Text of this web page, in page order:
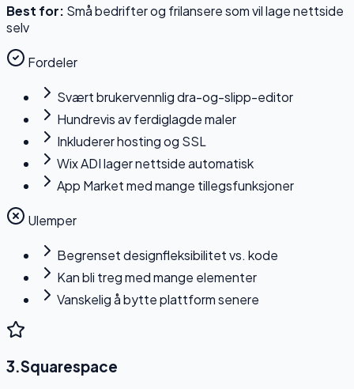
Best for: Små bedrifter og frilansere som vil lage nettside
selv
Fordeler
Svært brukervennlig dra-og-slipp-editor
Hundrevis av ferdiglagde maler
Inkluderer hosting og SSL
Wix ADI lager nettside automatisk
App Market med mange tillegsfunksjoner
Ulemper
Begrenset designfleksibilitet vs. kode
Kan bli treg med mange elementer
Vanskelig å bytte plattform senere
3.Squarespace